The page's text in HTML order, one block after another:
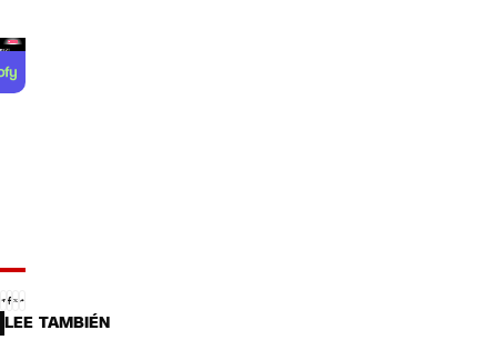
LEE TAMBIÉN